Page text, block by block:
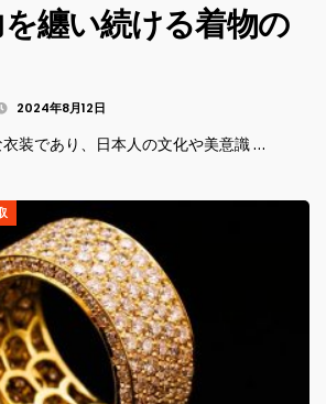
纏い続ける着物の
2024年8月12日
装であり、日本人の文化や美意識 …